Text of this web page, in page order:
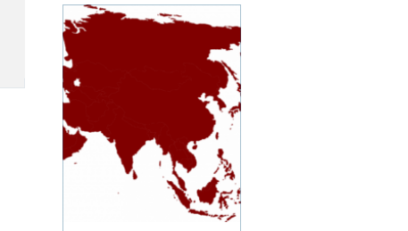
udledninger. En
klimavenligt alternativ til